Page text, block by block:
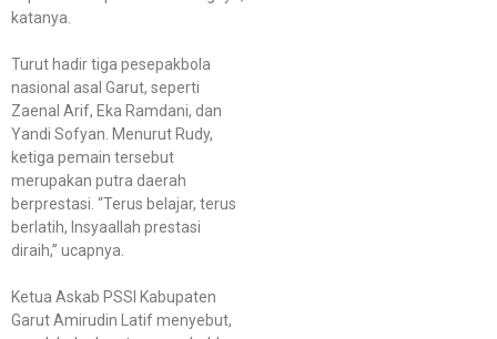
katanya.
Turut hadir tiga pesepakbola
nasional asal Garut, seperti
Zaenal Arif, Eka Ramdani, dan
Yandi Sofyan. Menurut Rudy,
ketiga pemain tersebut
merupakan putra daerah
berprestasi. “Terus belajar, terus
berlatih, Insyaallah prestasi
diraih,” ucapnya.
Ketua Askab PSSI Kabupaten
Garut Amirudin Latif menyebut,